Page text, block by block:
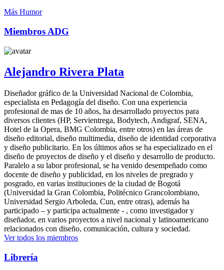
Más Humor
Miembros ADG
Alejandro Rivera Plata
Diseñador gráfico de la Universidad Nacional de Colombia,
especialista en Pedagogía del diseño. Con una experiencia
profesional de mas de 10 años, ha desarrollado proyectos para
diversos clientes (HP, Servientrega, Bodytech, Andigraf, SENA,
Hotel de la Opera, BMG Colombia, entre otros) en las áreas de
diseño editorial, diseño multimedia, diseño de identidad corporativa
y diseño publicitario. En los últimos años se ha especializado en el
diseño de proyectos de diseño y el diseño y desarrollo de producto.
Paralelo a su labor profesional, se ha venido desempeñado como
docente de diseño y publicidad, en los niveles de pregrado y
posgrado, en varias instituciones de la ciudad de Bogotá
(Universidad la Gran Colombia, Politécnico Grancolombiano,
Universidad Sergio Arboleda, Cun, entre otras), además ha
participado – y participa actualmente - , como investigador y
diseñador, en varios proyectos a nivel nacional y latinoamericano
relacionados con diseño, comunicación, cultura y sociedad.
Ver todos los miembros
Librería